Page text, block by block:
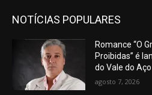
NOTÍCIAS POPULARES
Romance “O
Proibidas” é
do Vale do Aço
agosto 7, 2026